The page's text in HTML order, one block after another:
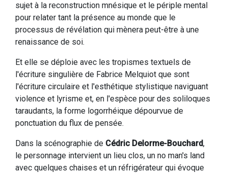
sujet à la reconstruction mnésique et le périple mental
pour relater tant la présence au monde que le
processus de révélation qui mènera peut-être à une
renaissance de soi.
Et elle se déploie avec les tropismes textuels de
l'écriture singulière de Fabrice Melquiot que sont
l'écriture circulaire et l'esthétique stylistique naviguant
violence et lyrisme et, en l'espèce pour des soliloques
taraudants, la forme logorrhéique dépourvue de
ponctuation du flux de pensée.
Dans la scénographie de Cédric Delorme-Bouchard,
le personnage intervient un lieu clos, un no man's land
avec quelques chaises et un réfrigérateur qui évoque